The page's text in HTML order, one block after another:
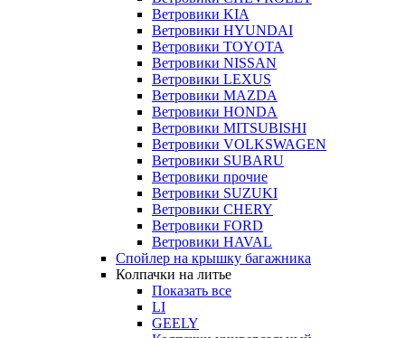
Ветровики KIA
Ветровики HYUNDAI
Ветровики TOYOTA
Ветровики NISSAN
Ветровики LEXUS
Ветровики MAZDA
Ветровики HONDA
Ветровики MITSUBISHI
Ветровики VOLKSWAGEN
Ветровики SUBARU
Ветровики прочие
Ветровики SUZUKI
Ветровики CHERY
Ветровики FORD
Ветровики HAVAL
Спойлер на крышку багажника
Колпачки на литье
Показать все
LI
GEELY